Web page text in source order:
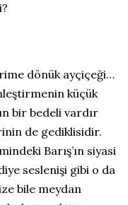
dönük ayçiçeği…
küçük
bir bedeli vardır
de gediklisidir.
Barış’ın siyasi
seslenişi gibi o da
bile meydan